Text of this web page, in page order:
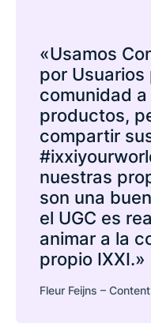
«Usamos
por Usuarios
comunidad
productos,
compartir
nuestras
son una
el UGC es
animar a la
propio IXXI.»
Fleur Feijns –